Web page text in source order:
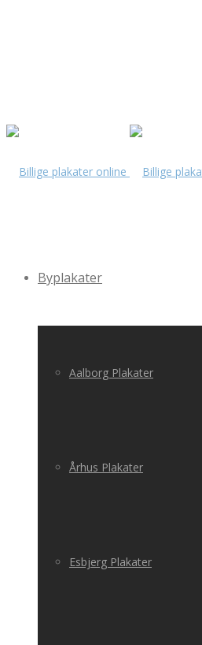
Byplakater
Aalborg Plakater
Århus Plakater
Esbjerg Plakater